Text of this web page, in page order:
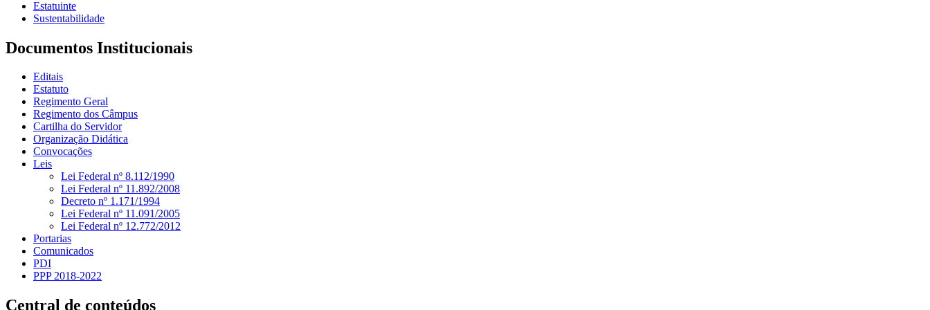
Estatuinte
Sustentabilidade
Documentos Institucionais
Editais
Estatuto
Regimento Geral
Regimento dos Câmpus
Cartilha do Servidor
Organização Didática
Convocações
Leis
Lei Federal nº 8.112/1990
Lei Federal nº 11.892/2008
Decreto nº 1.171/1994
Lei Federal nº 11.091/2005
Lei Federal nº 12.772/2012
Portarias
Comunicados
PDI
PPP 2018-2022
Central de conteúdos